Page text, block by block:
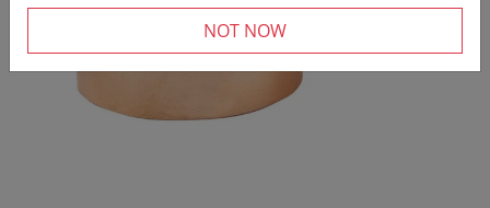
NOT NOW